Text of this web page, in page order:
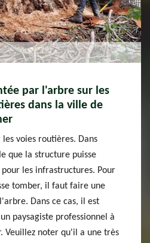
par l'arbre sur les
dans la ville de
voies routières. Dans
que la structure puisse
les infrastructures. Pour
tomber, il faut faire une
Dans ce cas, il est
paysagiste professionnel à
Veuillez noter qu'il a une très